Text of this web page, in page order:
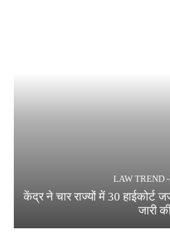
LAW TREND
केंद्र ने चार राज्यों में 30 हाईकोर्ट
जारी